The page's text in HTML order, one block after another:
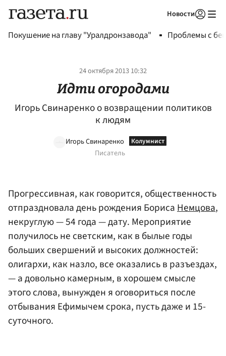
Новости
Покушение на главу "Уралдронзавода" Проблемы с
24 октября 2013 10:32
Идти огородами
Игорь Свинаренко о возвращении политиков
к людям
Игорь Свинаренко
Писатель
Прогрессивная, как говорится, общественность
отпраздновала день рождения БорисаНемцова,
некруглую — 54 года — дату. Мероприятие
получилось не светским, как в былые годы
больших свершений и высоких должностей:
олигархи, как назло, все оказались в разъездах,
— а довольно камерным, в хорошем смысле
этого слова, вынужден я оговориться после
отбывания Ефимычем срока, пусть даже и 15-
суточного.